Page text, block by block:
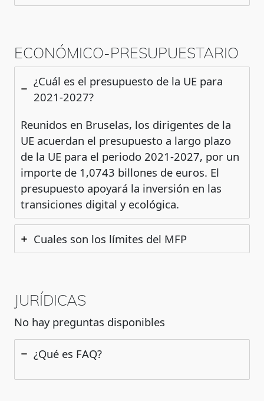
ECONÓMICO-PRESUPUESTARIO
¿Cuál es el presupuesto de la UE para
2021-2027?
Reunidos en Bruselas, los dirigentes de la
UE acuerdan el presupuesto a largo plazo
de la UE para el periodo 2021-2027, por un
importe de 1,0743 billones de euros. El
presupuesto apoyará la inversión en las
transiciones digital y ecológica.
Cuales son los límites del MFP
JURÍDICAS
No hay preguntas disponibles
¿Qué es FAQ?